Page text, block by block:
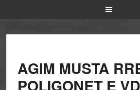
AGIM MUSTA
POLIGONET E